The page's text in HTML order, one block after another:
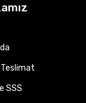
Teslimat
SSS